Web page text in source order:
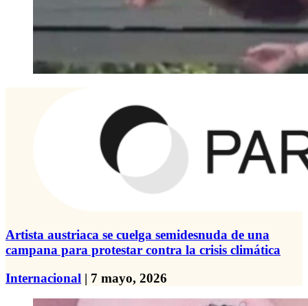
Artista austriaca se cuelga semidesnuda de una
campana para protestar contra la crisis climática
Internacional | 7 mayo, 2026